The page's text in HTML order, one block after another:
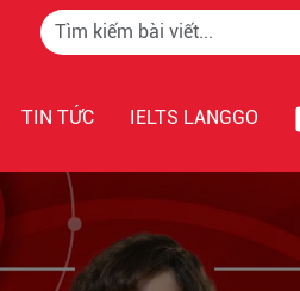
TIN TỨC IELTS LANGGO